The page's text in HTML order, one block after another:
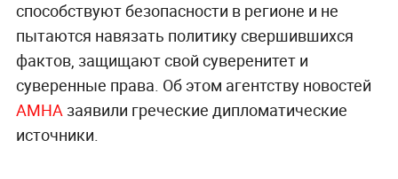
способствуют безопасности в регионе и не
пытаются навязать политику свершившихся
фактов, защищают свой суверенитет и
суверенные права. Об этом агентству новостей
АМНА заявили греческие дипломатические
источники.